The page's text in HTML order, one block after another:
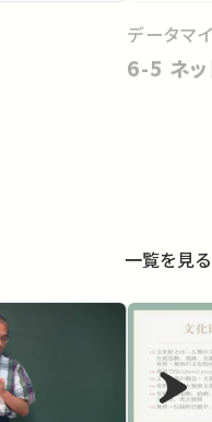
データマ
6-5 ネッ
一覧を見る